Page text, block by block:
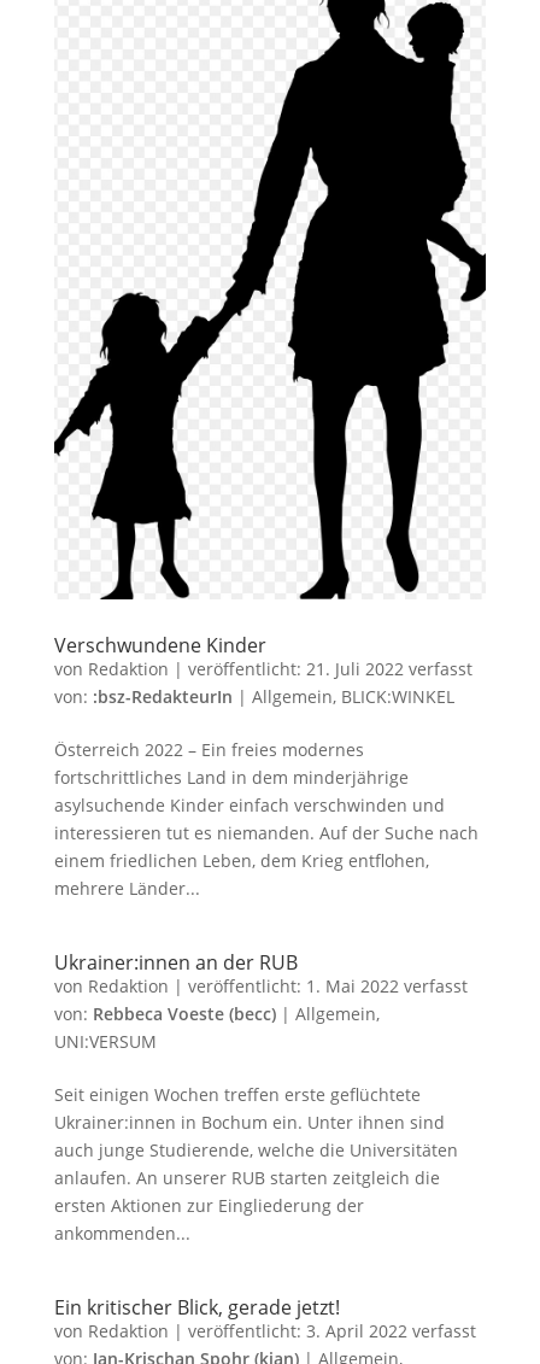
Verschwundene Kinder
von Redaktion | veröffentlicht: 21. Juli 2022verfasst
von: :bsz-RedakteurIn | Allgemein, BLICK:WINKEL
Österreich 2022 – Ein freies modernes
fortschrittliches Land in dem minderjährige
asylsuchende Kinder einfach verschwinden und
interessieren tut es niemanden. Auf der Suche nach
einem friedlichen Leben, dem Krieg entflohen,
mehrere Länder...
Ukrainer:innen an der RUB
von Redaktion | veröffentlicht: 1. Mai 2022verfasst
von: Rebbeca Voeste (becc)| Allgemein,
UNI:VERSUM
Seit einigen Wochen treffen erste geflüchtete
Ukrainer:innen in Bochum ein. Unter ihnen sind
auch junge Studierende, welche die Universitäten
anlaufen. An unserer RUB starten zeitgleich die
ersten Aktionen zur Eingliederung der
ankommenden...
Ein kritischer Blick, gerade jetzt!
von Redaktion | veröffentlicht: 3. April 2022verfasst
von: Jan-Krischan Spohr (kjan)| Allgemein,